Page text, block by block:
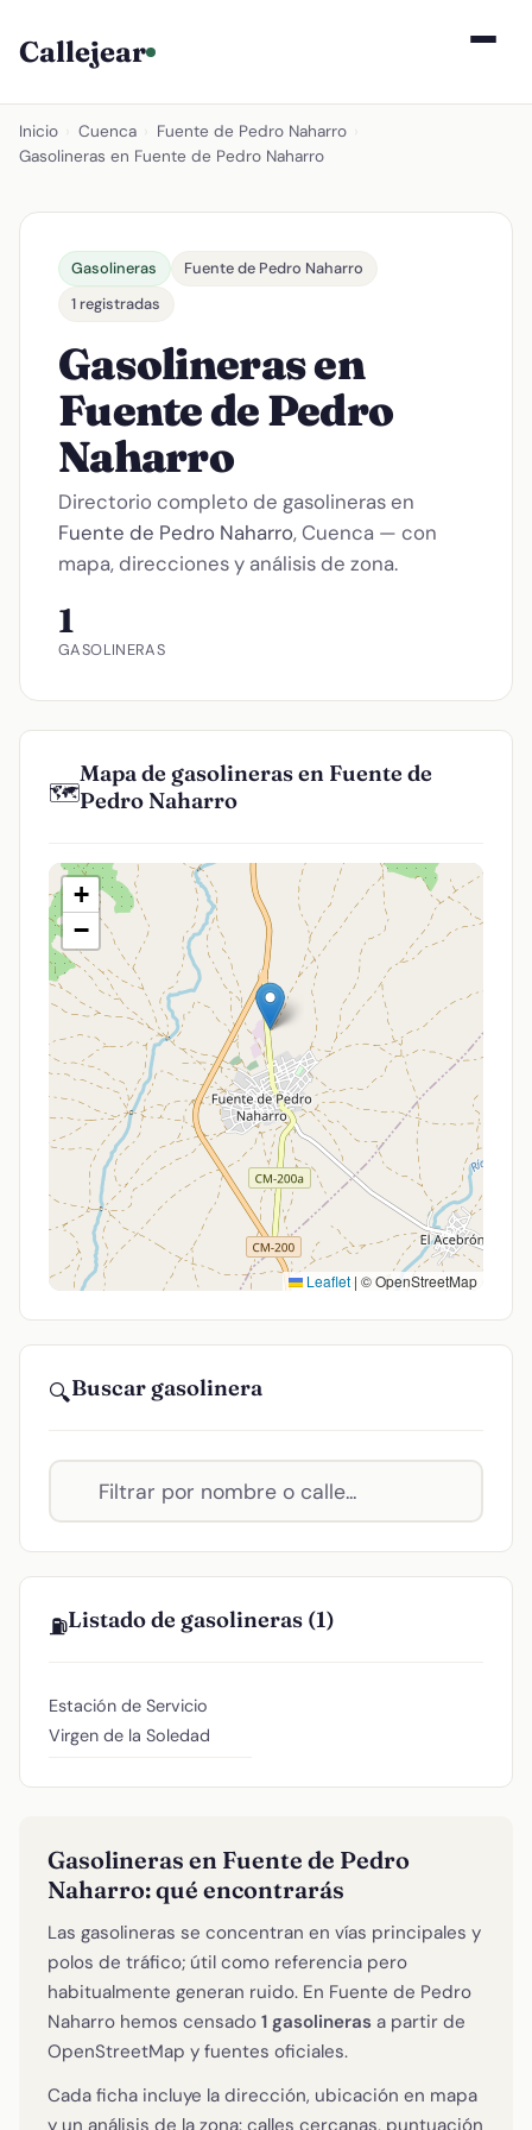
Callejear
Inicio Cuenca Fuente de Pedro Naharro
Gasolineras en Fuente de Pedro Naharro
Gasolineras
Fuente de Pedro Naharro
1 registradas
Gasolineras en
Fuente de Pedro
Naharro
Directorio completo de gasolineras en
Fuente de Pedro Naharro, Cuenca — con
mapa, direcciones y análisis de zona.
1
GASOLINERAS
🗺️
Mapa de gasolineras en Fuente de
Pedro Naharro
+
−
Leaflet | © OpenStreetMap
🔍Buscar gasolinera
⛽Listado de gasolineras (1)
Estación de Servicio
Virgen de la Soledad
Gasolineras en Fuente de Pedro
Naharro: qué encontrarás
Las gasolineras se concentran en vías principales y
polos de tráfico; útil como referencia pero
habitualmente generan ruido. En Fuente de Pedro
Naharro hemos censado 1 gasolineras a partir de
OpenStreetMap y fuentes oficiales.
Cada ficha incluye la dirección, ubicación en mapa
y un análisis de la zona: calles cercanas, puntuación